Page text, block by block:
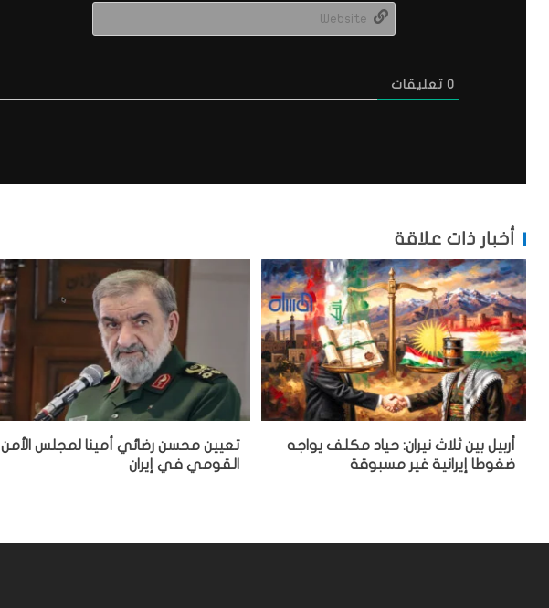
0 تعليقات
أخبار ذات علاقة
أربيل بين ثلاث نيران: حياد مكلف يواجه
ضغوطا إيرانية غير مسبوقة
تعيين محسن رضائي أمينا لمجلس الأمن
القومي في إيران